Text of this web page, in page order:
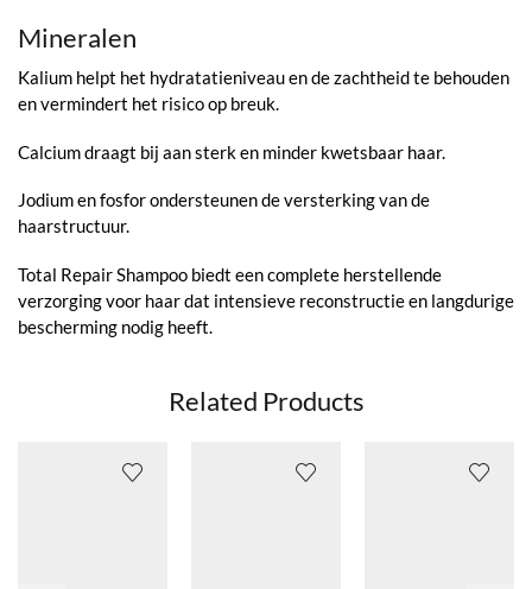
Mineralen
Kalium helpt het hydratatieniveau en de zachtheid te behouden
en vermindert het risico op breuk.
Calcium draagt bij aan sterk en minder kwetsbaar haar.
Jodium en fosfor ondersteunen de versterking van de
haarstructuur.
Total Repair Shampoo biedt een complete herstellende
verzorging voor haar dat intensieve reconstructie en langdurige
bescherming nodig heeft.
Related Products